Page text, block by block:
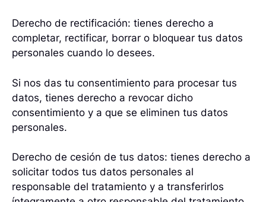
Derecho de rectificación: tienes derecho a
completar, rectificar, borrar o bloquear tus datos
personales cuando lo desees.
Si nos das tu consentimiento para procesar tus
datos, tienes derecho a revocar dicho
consentimiento y a que se eliminen tus datos
personales.
Derecho de cesión de tus datos: tienes derecho a
solicitar todos tus datos personales al
responsable del tratamiento y a transferirlos